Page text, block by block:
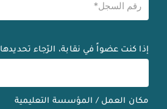
إذا كنت عضواً في نقابة، الرّجاء تحديدها
مكان العمل / المؤسسة التعليمية